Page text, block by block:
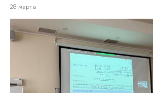
28 марта